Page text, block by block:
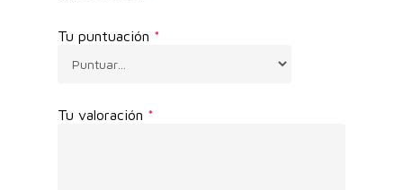
Tu puntuación *
Tu valoración *